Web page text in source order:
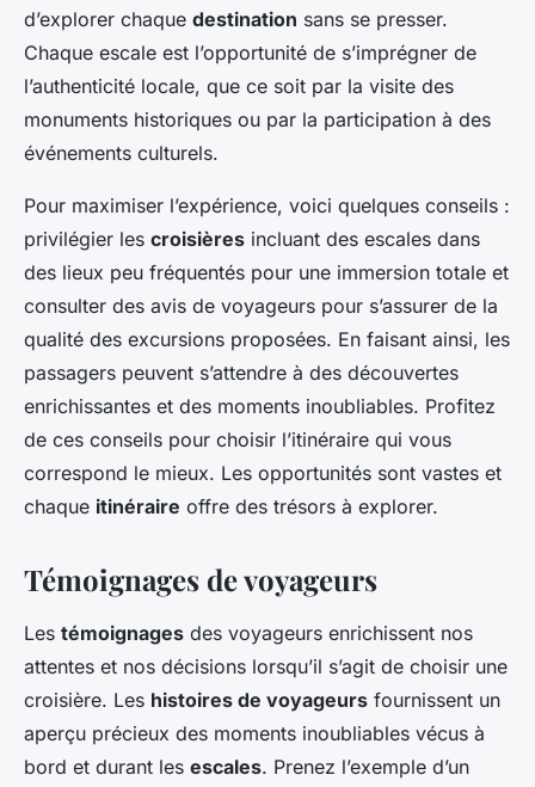
d’explorer chaque destination sans se presser.
Chaque escale est l’opportunité de s’imprégner de
l’authenticité locale, que ce soit par la visite des
monuments historiques ou par la participation à des
événements culturels.
Pour maximiser l’expérience, voici quelques conseils :
privilégier les croisières incluant des escales dans
des lieux peu fréquentés pour une immersion totale et
consulter des avis de voyageurs pour s’assurer de la
qualité des excursions proposées. En faisant ainsi, les
passagers peuvent s’attendre à des découvertes
enrichissantes et des moments inoubliables. Profitez
de ces conseils pour choisir l’itinéraire qui vous
correspond le mieux. Les opportunités sont vastes et
chaque itinéraire offre des trésors à explorer.
Témoignages de voyageurs
Les témoignages des voyageurs enrichissent nos
attentes et nos décisions lorsqu’il s’agit de choisir une
croisière. Les histoires de voyageurs fournissent un
aperçu précieux des moments inoubliables vécus à
bord et durant les escales. Prenez l’exemple d’un